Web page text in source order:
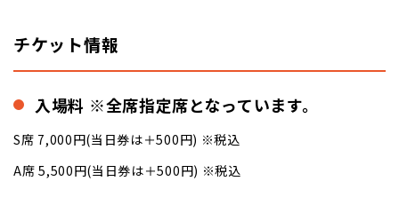
チケット情報
入場料 ※全席指定席となっています。
S席 7,000円(当日券は＋500円) ※税込
A席 5,500円(当日券は＋500円) ※税込